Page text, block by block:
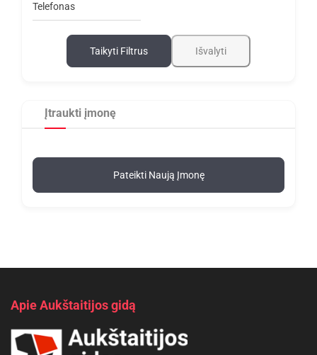
Telefonas
Taikyti Filtrus Išvalyti
Įtraukti įmonę
Pateikti Naują Įmonę
Apie Aukštaitijos gidą